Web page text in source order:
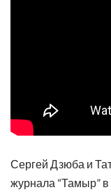
Сергей Дзюба и
журнала “Тамыр”